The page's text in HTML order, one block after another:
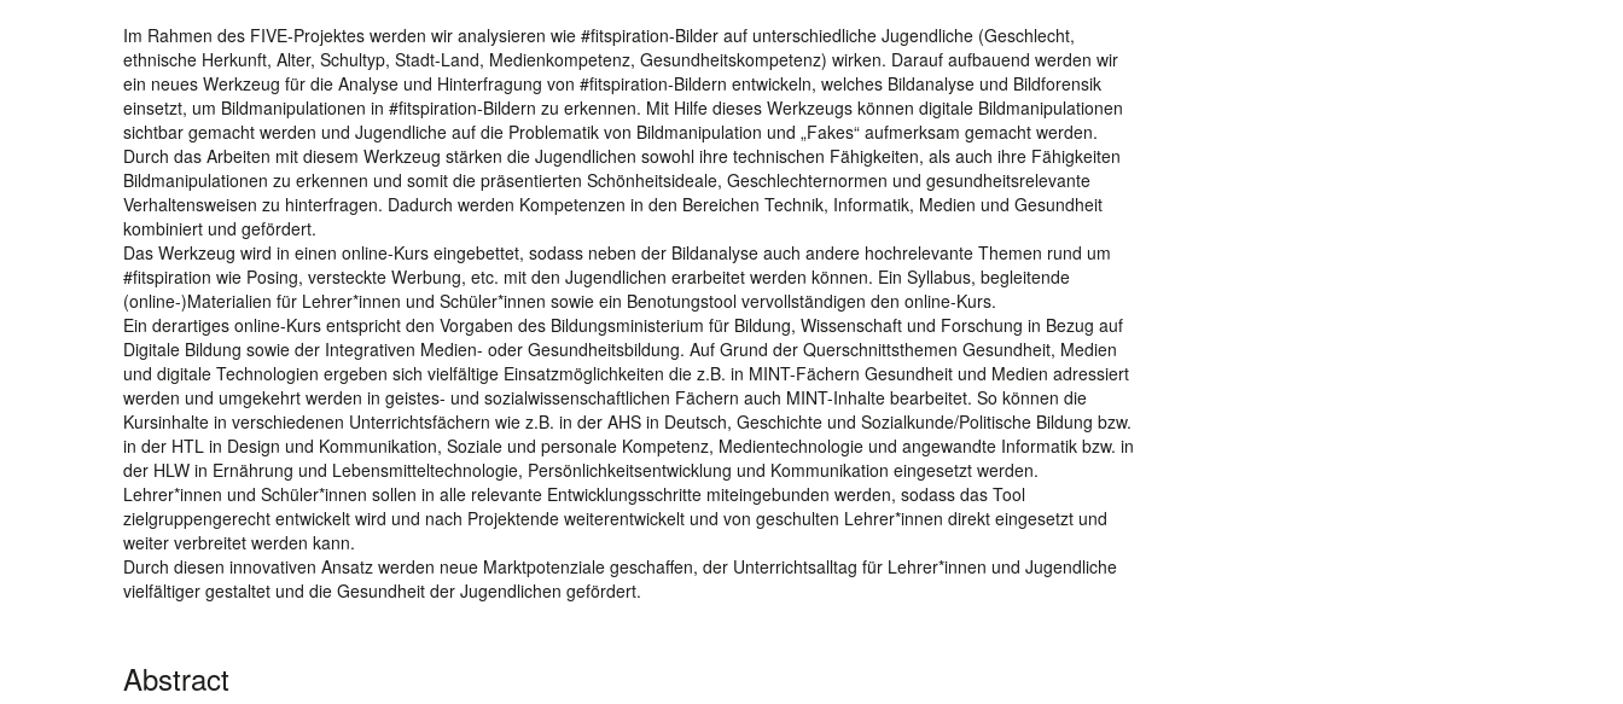
Im Rahmen des FIVE-Projektes werden wir analysieren wie #fitspiration-Bilder auf unterschiedliche Jugendliche (Geschlecht,
ethnische Herkunft, Alter, Schultyp, Stadt-Land, Medienkompetenz, Gesundheitskompetenz) wirken. Darauf aufbauend werden wir
ein neues Werkzeug für die Analyse und Hinterfragung von #fitspiration-Bildern entwickeln, welches Bildanalyse und Bildforensik
einsetzt, um Bildmanipulationen in #fitspiration-Bildern zu erkennen. Mit Hilfe dieses Werkzeugs können digitale Bildmanipulationen
sichtbar gemacht werden und Jugendliche auf die Problematik von Bildmanipulation und „Fakes“ aufmerksam gemacht werden.
Durch das Arbeiten mit diesem Werkzeug stärken die Jugendlichen sowohl ihre technischen Fähigkeiten, als auch ihre Fähigkeiten
Bildmanipulationen zu erkennen und somit die präsentierten Schönheitsideale, Geschlechternormen und gesundheitsrelevante
Verhaltensweisen zu hinterfragen. Dadurch werden Kompetenzen in den Bereichen Technik, Informatik, Medien und Gesundheit
kombiniert und gefördert.
Das Werkzeug wird in einen online-Kurs eingebettet, sodass neben der Bildanalyse auch andere hochrelevante Themen rund um
#fitspiration wie Posing, versteckte Werbung, etc. mit den Jugendlichen erarbeitet werden können. Ein Syllabus, begleitende
(online-)Materialien für Lehrer*innen und Schüler*innen sowie ein Benotungstool vervollständigen den online-Kurs.
Ein derartiges online-Kurs entspricht den Vorgaben des Bildungsministerium für Bildung, Wissenschaft und Forschung in Bezug auf
Digitale Bildung sowie der Integrativen Medien- oder Gesundheitsbildung. Auf Grund der Querschnittsthemen Gesundheit, Medien
und digitale Technologien ergeben sich vielfältige Einsatzmöglichkeiten die z.B. in MINT-Fächern Gesundheit und Medien adressiert
werden und umgekehrt werden in geistes- und sozialwissenschaftlichen Fächern auch MINT-Inhalte bearbeitet. So können die
Kursinhalte in verschiedenen Unterrichtsfächern wie z.B. in der AHS in Deutsch, Geschichte und Sozialkunde/Politische Bildung bzw.
in der HTL in Design und Kommunikation, Soziale und personale Kompetenz, Medientechnologie und angewandte Informatik bzw. in
der HLW in Ernährung und Lebensmitteltechnologie, Persönlichkeitsentwicklung und Kommunikation eingesetzt werden.
Lehrer*innen und Schüler*innen sollen in alle relevante Entwicklungsschritte miteingebunden werden, sodass das Tool
zielgruppengerecht entwickelt wird und nach Projektende weiterentwickelt und von geschulten Lehrer*innen direkt eingesetzt und
weiter verbreitet werden kann.
Durch diesen innovativen Ansatz werden neue Marktpotenziale geschaffen, der Unterrichtsalltag für Lehrer*innen und Jugendliche
vielfältiger gestaltet und die Gesundheit der Jugendlichen gefördert.
Abstract